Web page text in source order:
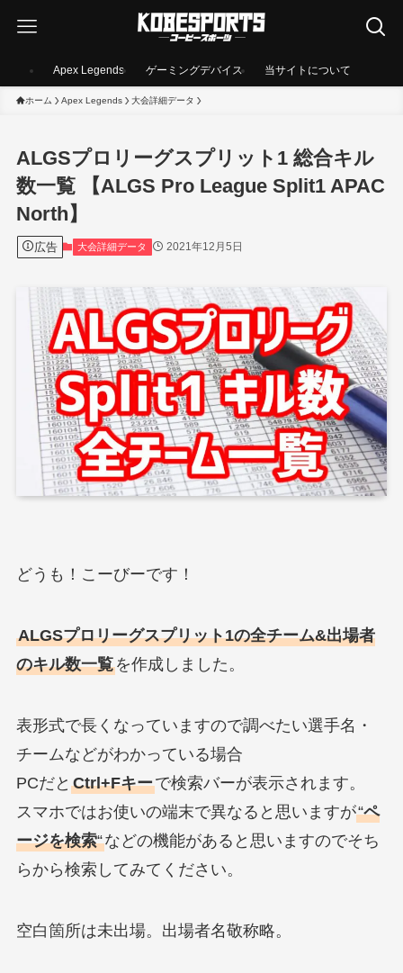
Apex Legends ゲーミングデバイス 当サイトについて
ホーム Apex Legends 大会詳細データ
ALGSプロリーグスプリット1 総合キル
数一覧 【ALGS Pro League Split1 APAC
North】
広告 大会詳細データ 2021年12月5日
どうも！こーびーです！
ALGSプロリーグスプリット1の全チーム&出場者
のキル数一覧を作成しました。
表形式で長くなっていますので調べたい選手名・
チームなどがわかっている場合
PCだと Ctrl+Fキーで検索バーが表示されます。
スマホではお使いの端末で異なると思いますが“ペ
ージを検索“などの機能があると思いますのでそち
らから検索してみてください。
空白箇所は未出場。出場者名敬称略。